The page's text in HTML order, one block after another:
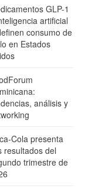
GLP-1
artificial
consumo de
en Estados
análisis y
Cola presenta
resultados del
trimestre de